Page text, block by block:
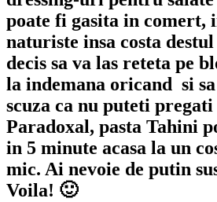
poate fi gasita in comert,
naturiste insa costa
decis sa va las reteta pe
la indemana oricand si
scuza ca nu puteti
Paradoxal, pasta Tahini
in 5 minute acasa la un
mic. Ai nevoie de putin
Voila! 🙂